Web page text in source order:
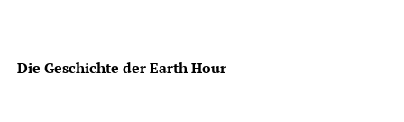
Die Geschichte der Earth Hour